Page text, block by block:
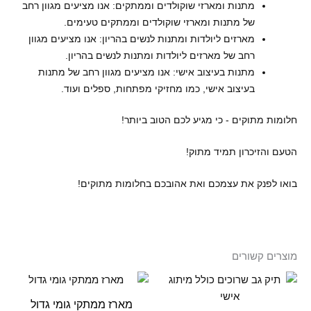
מתנות ומארזי שוקולדים וממתקים: אנו מציעים מגוון רחב
של מתנות ומארזי שוקולדים וממתקים טעימים.
מארזים ליולדות ומתנות לנשים בהריון: אנו מציעים מגוון
רחב של מארזים ליולדות ומתנות לנשים בהריון.
מתנות בעיצוב אישי: אנו מציעים מגוון רחב של מתנות
בעיצוב אישי, כמו מחזיקי מפתחות, ספלים ועוד.
חלומות מתוקים - כי מגיע לכם הטוב ביותר!
הטעם והזיכרון תמיד מתוק!
בואו לפנק את עצמכם ואת אהובכם בחלומות מתוקים!
מוצרים קשורים
מארז ממתקי גומי גדול